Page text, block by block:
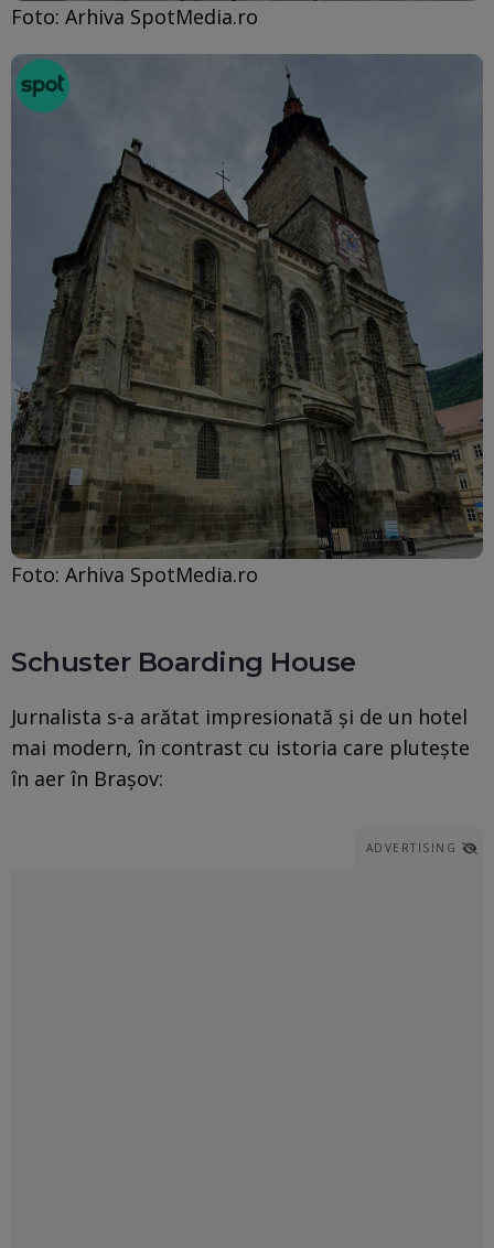
Foto: Arhiva SpotMedia.ro
Foto: Arhiva SpotMedia.ro
Schuster Boarding House
Jurnalista s-a arătat impresionată și de un hotel
mai modern, în contrast cu istoria care plutește
în aer în Brașov:
ADVERTISING